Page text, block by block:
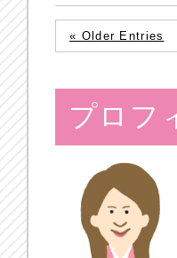
« Older Entries
プロフ